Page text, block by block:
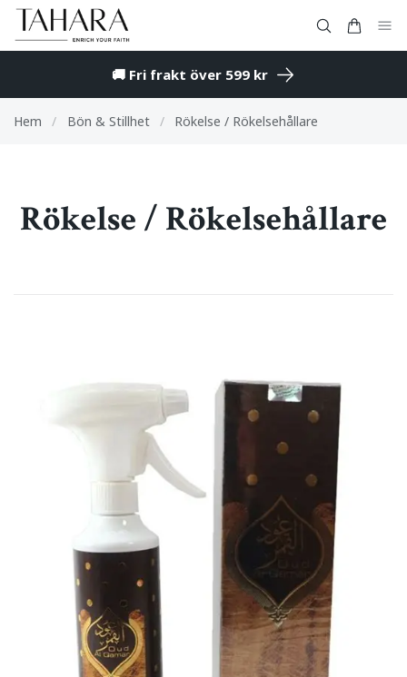
🚚 Fri frakt över 599 kr
Hem / Bön & Stillhet / Rökelse / Rökelsehållare
Rökelse / Rökelsehållare